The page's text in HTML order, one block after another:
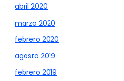
abril 2020
marzo 2020
febrero 2020
agosto 2019
febrero 2019